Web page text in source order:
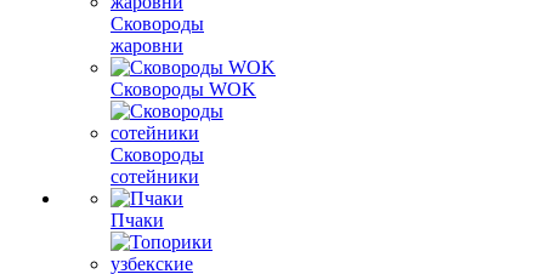
Сковороды
жаровни
Сковороды WOK
Сковороды
сотейники
Пчаки